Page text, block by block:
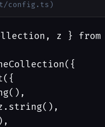
config.ts)
z }